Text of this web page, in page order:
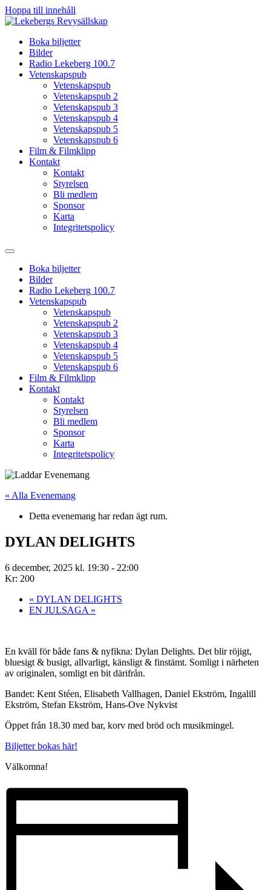
Hoppa till innehåll
Boka biljetter
Bilder
Radio Lekeberg 100.7
Vetenskapspub
Vetenskapspub
Vetenskapspub 2
Vetenskapspub 3
Vetenskapspub 4
Vetenskapspub 5
Vetenskapspub 6
Film & Filmklipp
Kontakt
Kontakt
Styrelsen
Bli medlem
Sponsor
Karta
Integritetspolicy
Boka biljetter
Bilder
Radio Lekeberg 100.7
Vetenskapspub
Vetenskapspub
Vetenskapspub 2
Vetenskapspub 3
Vetenskapspub 4
Vetenskapspub 5
Vetenskapspub 6
Film & Filmklipp
Kontakt
Kontakt
Styrelsen
Bli medlem
Sponsor
Karta
Integritetspolicy
« Alla Evenemang
Detta evenemang har redan ägt rum.
DYLAN DELIGHTS
6 december, 2025 kl. 19:30 - 22:00
Kr: 200
« DYLAN DELIGHTS
EN JULSAGA »
En kväll för både fans & nyfikna: Dylan Delights. Det blir röjigt,
bluesigt & busigt, allvarligt, känsligt & finstämt. Somligt i närheten
av originalen, somligt en bit därifrån.
Bandet: Kent Stéen, Elisabeth Vallhagen, Daniel Ekström, Ingalill
Ekström, Stefan Ekström, Hans-Ove Nykvist
Öppet från 18.30 med bar, korv med bröd och musikmingel.
Biljetter bokas här!
Välkomna!